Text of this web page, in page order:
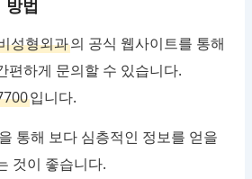
방법
성형외과의 공식 웹사이트를 통해
편하게 문의할 수 있습니다.
입니다.
통해 보다 심층적인 정보를 얻을
것이 좋습니다.